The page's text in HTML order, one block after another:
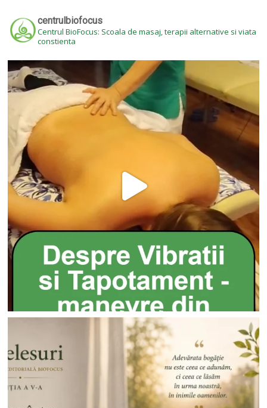
centrulbiofocus
Centrul BioFocus: Scoala de masaj, terapii alternative si viata
constienta